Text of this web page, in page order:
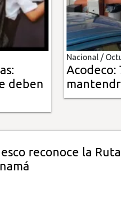
deben
Nacional /
Acodeco:
reconoce la